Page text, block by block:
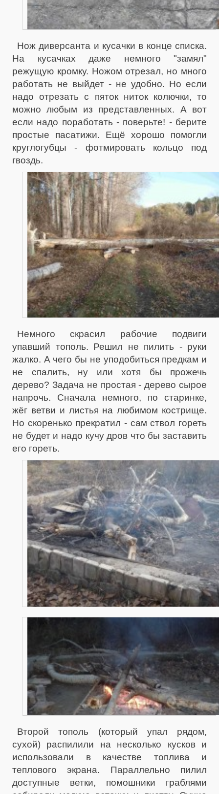
Нож диверсанта и кусачки в конце списка.
На кусачках даже немного "замял"
режущую кромку. Ножом отрезал, но много
работать не выйдет - не удобно. Но если
надо отрезать с пяток ниток колючки, то
можно любым из представленных. А вот
если надо поработать - поверьте! - берите
простые пасатижи. Ещё хорошо помогли
круглогубцы - фотмировать кольцо под
гвоздь.
Немного скрасил рабочие подвиги
упавший тополь. Решил не пилить - руки
жалко. А чего бы не уподобиться предкам и
не спалить, ну или хотя бы прожечь
дерево? Задача не простая - дерево сырое
напрочь. Сначала немного, по старинке,
жёг ветви и листья на любимом кострище.
Но скоренько прекратил - сам ствол гореть
не будет и надо кучу дров что бы заставить
его гореть.
Второй тополь (который упал рядом,
сухой) распилили на несколько кусков и
использовали в качестве топлива и
теплового экрана. Параллельно пилил
доступные ветки, помошники граблями